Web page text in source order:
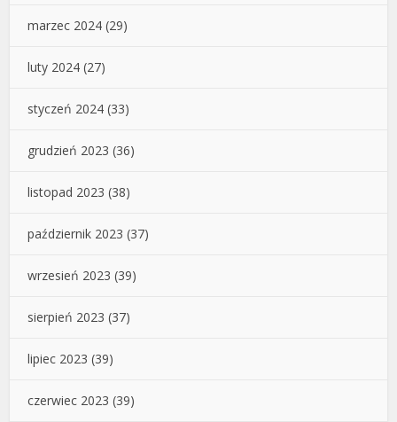
marzec 2024 (29)
luty 2024 (27)
styczeń 2024 (33)
grudzień 2023 (36)
listopad 2023 (38)
październik 2023 (37)
wrzesień 2023 (39)
sierpień 2023 (37)
lipiec 2023 (39)
czerwiec 2023 (39)